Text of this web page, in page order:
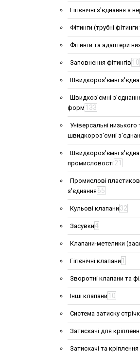
Гігієнічні з'єднання з
Фітинги (трубні
Фітинги та адаптери
Заповнення фітингів 10
Швидкороз'ємні
Швидкоз'ємні
форм 133
Універсальні низького
швидкороз'ємні
Швидкороз'ємні
промисловості21
Промислові
з'єднання 65
Кульові клапани 32
Засувки4
Клапани-метелики
Гігієнічні клапани 1
Зворотні клапани та
Інші клапани 10
Система затиску
Затискачі для
Затискачі та